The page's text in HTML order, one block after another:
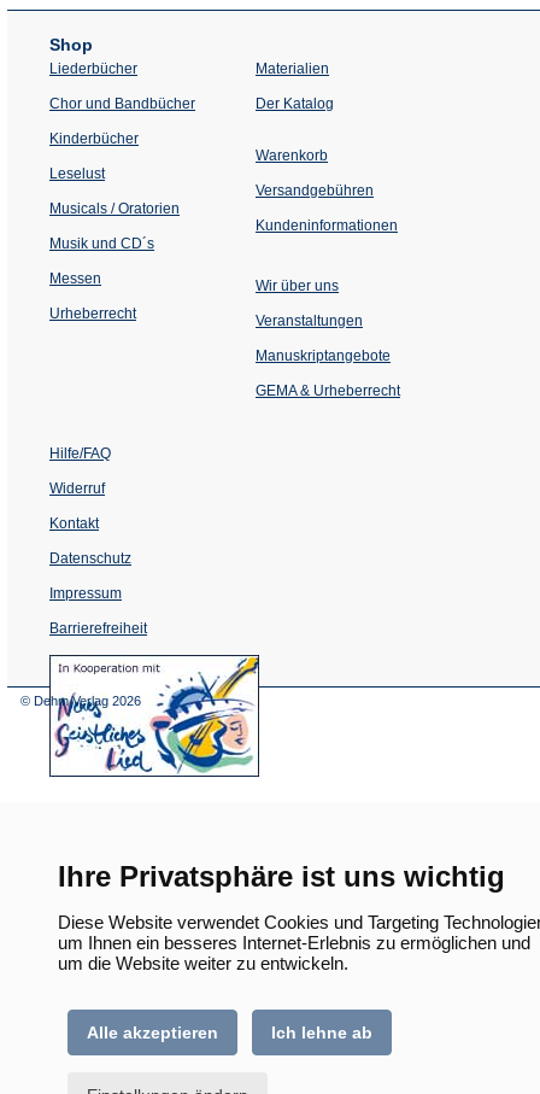
Ihre Privatsphäre ist uns wichtig
Diese Website verwendet Cookies und Targeting
um Ihnen ein besseres Internet-Erlebnis zu ermöglichen und
um die Website weiter zu entwickeln.
Alle akzeptieren Ich lehne ab
Shop
Liederbücher
Chor und Bandbücher
Kinderbücher
Leselust
Musicals / Oratorien
Musik und CD´s
Messen
Urheberrecht
Materialien
Der Katalog
Warenkorb
Versandgebühren
Kundeninformationen
Wir über uns
Veranstaltungen
einem
Tab)
Manuskriptangebote
GEMA & Urheberrecht
Hilfe/FAQ
Widerruf
Kontakt
Datenschutz
Impressum
Barrierefreiheit
(Öffnet
in
© Dehm Verlag 2026